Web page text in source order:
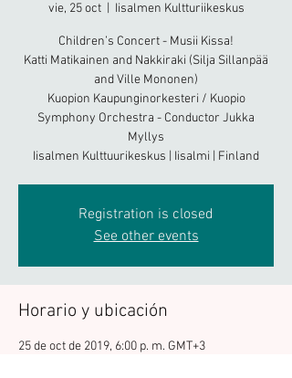
vie, 25 oct
  |
Iisalmen Kultturiikeskus
Children’s Concert - Musii Kissa!
Katti Matikainen and Nakkiraki (Silja Sillanpää
and Ville Mononen)
Kuopion Kaupunginorkesteri / Kuopio
Symphony Orchestra - Conductor Jukka
Myllys
Iisalmen Kulttuurikeskus | Iisalmi | Finland
Registration is closed
See other events
Horario y ubicación
25 de oct de 2019, 6:00 p. m. GMT+3